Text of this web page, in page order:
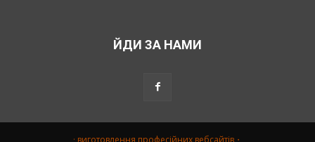
ЙДИ ЗА НАМИ
· виготовлення професійних вебсайтів・